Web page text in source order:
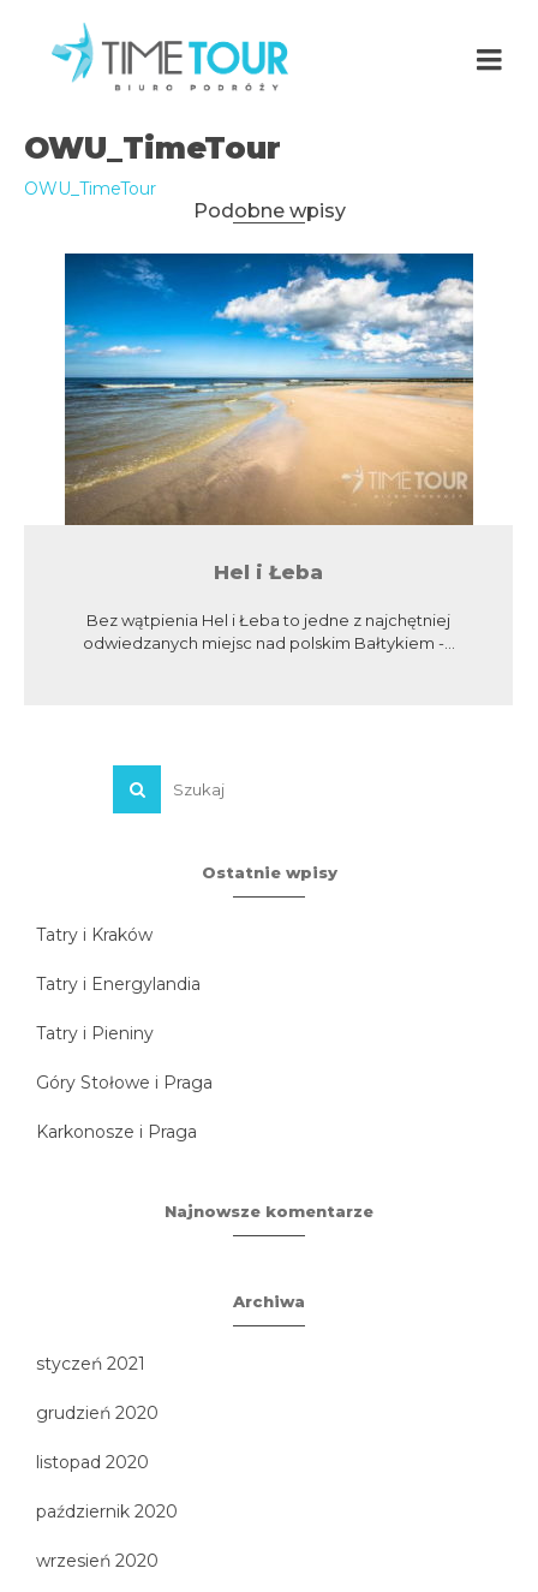
OWU_TimeTour
OWU_TimeTour
Podobne wpisy
Hel i Łeba
Bez wątpienia Hel i Łeba to jedne z najchętniej
odwiedzanych miejsc nad polskim Bałtykiem -...
Ostatnie wpisy
Tatry i Kraków
Tatry i Energylandia
Tatry i Pieniny
Góry Stołowe i Praga
Karkonosze i Praga
Najnowsze komentarze
Archiwa
styczeń 2021
grudzień 2020
listopad 2020
październik 2020
wrzesień 2020